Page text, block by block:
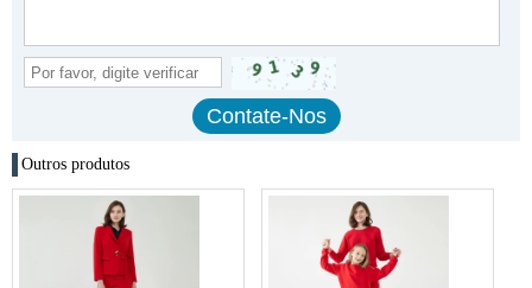
Outros produtos